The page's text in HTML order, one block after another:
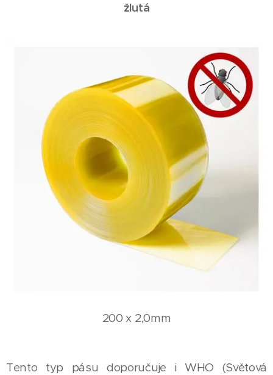
žlutá
200 x 2,0mm
Tento typ pásu doporučuje i WHO (Světová